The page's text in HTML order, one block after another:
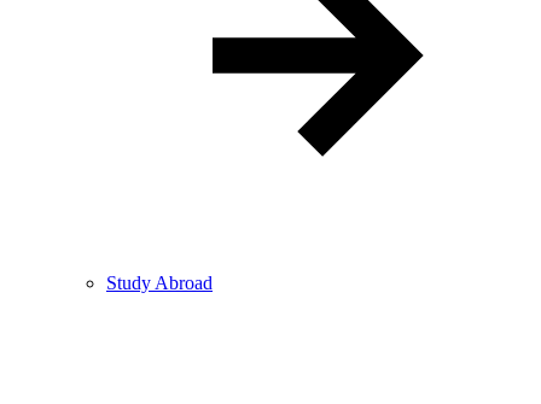
Study Abroad